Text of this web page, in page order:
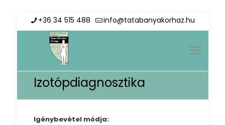
+36 34 515 488 info@tatabanyakorhaz.hu
Izotópdiagnosztika
Igénybevétel módja: